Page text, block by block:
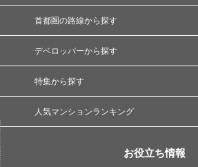
首都圏の路線から探す
デベロッパーから探す
特集から探す
人気マンションランキング
お役立ち情報